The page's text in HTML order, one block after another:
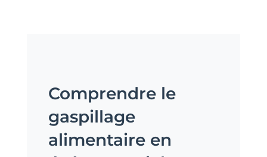
Comprendre le
gaspillage
alimentaire en